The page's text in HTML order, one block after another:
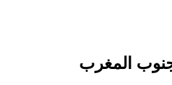
المغرب